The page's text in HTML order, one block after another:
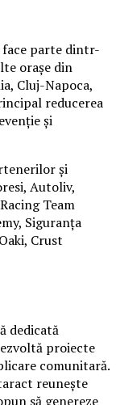
face parte dintr-
orașe din
Cluj-Napoca,
reducerea
și
și
Autoliv,
Team
Siguranța
Crust
dedicată
proiecte
comunitară.
reunește
să genereze